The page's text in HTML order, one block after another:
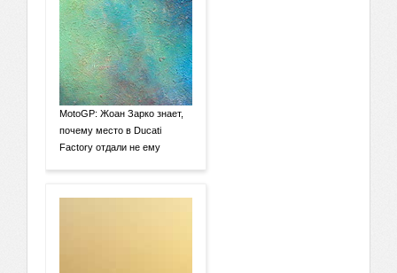
MotoGP: Жоан Зарко знает,
почему место в Ducati
Factory отдали не ему